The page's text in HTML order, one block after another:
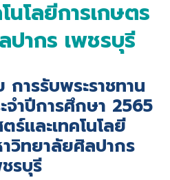
นโลยีการเกษตร
ปากร เพชรบุรี
ารรับพระราชทาน
ำปีการศึกษา 2565
และเทคโนโลยี
วิทยาลัยศิลปากร
รบุรี